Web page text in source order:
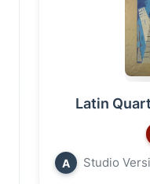
Latin
A Studio